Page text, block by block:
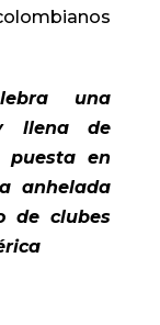
una
llena de
puesta en
anhelada
de clubes